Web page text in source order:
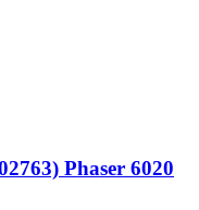
Phaser 6020